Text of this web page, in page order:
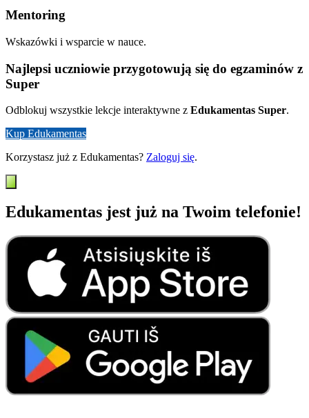
Mentoring
Wskazówki i wsparcie w nauce.
Najlepsi uczniowie przygotowują się do egzaminów z
Super
Odblokuj wszystkie lekcje interaktywne z Edukamentas Super.
Kup Edukamentas
Korzystasz już z Edukamentas? Zaloguj się.
Edukamentas jest już na Twoim telefonie!